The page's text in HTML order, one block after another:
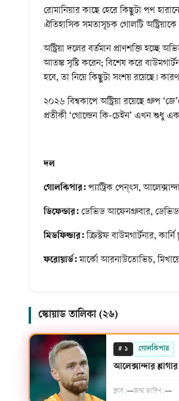
রোমানিয়ার কাছে হেরে কিছুটা পথ
ঐতিহাসিক সমতাসূচক গোলটি অস্ট্রিয়াকে
অস্ট্রিয়া দলের বর্তমান প্রাণশক্তি হচ্ছে
আতঙ্ক সৃষ্টি করেন; বিশেষ করে
হবে, তা নিয়ে কিছুটা সংশয় রয়েছে।
২০২৬ বিশ্বকাপে অস্ট্রিয়া রয়েছে গ্রুপ
প্রতীকী ‘গোল্ডেন কি-চেইন’ এখন শুধু
দল
গোলকিপার: প্যাট্রিক পেন্ৎস,
ডিফেন্ডার: ডেভিড আফেনগ্রুবার, ডেভিড
মিডফিল্ডার:ক্রিস্টফ বাউমগার্টনার,
ফরোয়ার্ড:মার্কো আরনাউতোভিচ,
স্কোয়াড তালিকা (২৬)
# ১ গোলকিপার
আলেক্সান্দার শ্লাগার
ক্লাব:—জন্ম তারিখ:—